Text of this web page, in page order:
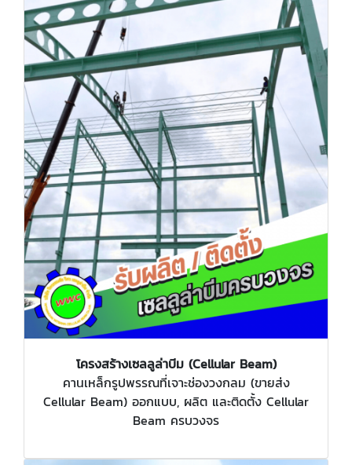
โครงสร้างเซลลูล่าบีม (Cellular Beam)
คานเหล็กรูปพรรณที่เจาะช่องวงกลม (ขายส่ง
Cellular Beam) ออกแบบ, ผลิต และติดตั้ง Cellular
Beam ครบวงจร